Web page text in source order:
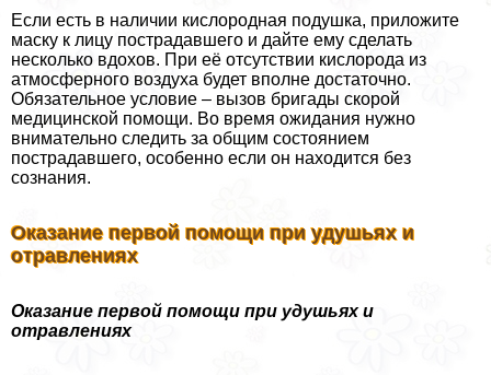
Если есть в наличии кислородная подушка, приложите
маску к лицу пострадавшего и дайте ему сделать
несколько вдохов. При её отсутствии кислорода из
атмосферного воздуха будет вполне достаточно.
Обязательное условие – вызов бригады скорой
медицинской помощи. Во время ожидания нужно
внимательно следить за общим состоянием
пострадавшего, особенно если он находится без
сознания.
Оказание первой помощи при удушьях и
отравлениях
Оказание первой помощи при удушьях и
отравлениях